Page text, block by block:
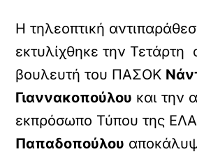
Η τηλεοπτική
εκτυλίχθηκε την Τετάρτη
βουλευτή του ΠΑΣΟΚ
Γιαννακοπούλου και την
εκπρόσωπο Τύπου της
Παπαδοπούλου